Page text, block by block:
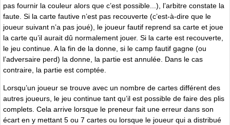
pas fournir la couleur alors que c’est possible...), l’arbitre constate la
faute. Si la carte fautive n’est pas recouverte (c’est-à-dire que le
joueur suivant n’a pas joué), le joueur fautif reprend sa carte et joue
la carte qu’il aurait dû normalement jouer. Si la carte est recouverte,
le jeu continue. A la fin de la donne, si le camp fautif gagne (ou
l’adversaire perd) la donne, la partie est annulée. Dans le cas
contraire, la partie est comptée.
Lorsqu’un joueur se trouve avec un nombre de cartes différent des
autres joueurs, le jeu continue tant qu’il est possible de faire des plis
complets. Cela arrive lorsque le preneur fait une erreur dans son
écart en y mettant 5 ou 7 cartes ou lorsque le joueur qui a distribué